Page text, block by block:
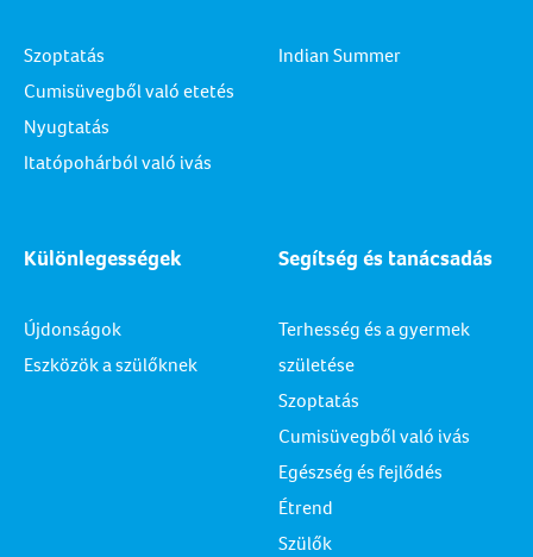
Szoptatás
Cumisüvegből való etetés
Nyugtatás
Itatópohárból való ivás
Indian Summer
Különlegességek
Újdonságok
Eszközök a szülőknek
Segítség és tanácsadás
Terhesség és a gyermek
születése
Szoptatás
Cumisüvegből való ivás
Egészség és fejlődés
Étrend
Szülők